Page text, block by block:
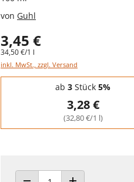
von Guhl
3,45 €
34,50 €/1 l
inkl. MwSt., zzgl. Versand
Staffelpreise - Mengenrabatt
ab 3 Stück 5%
3,28 €
(32,80 €/1 l)